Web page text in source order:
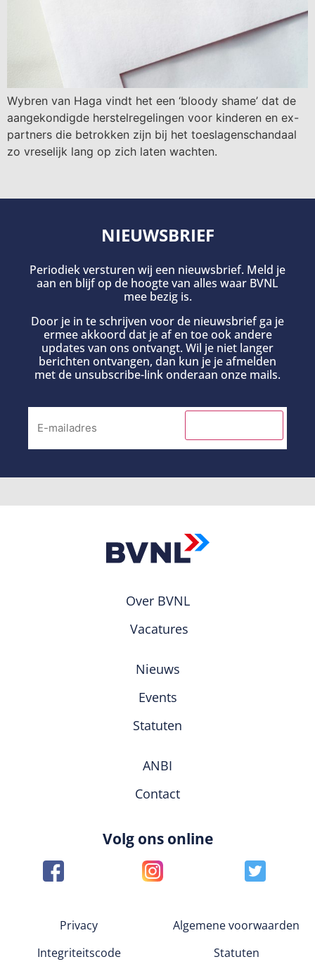
Wybren van Haga vindt het een ‘bloody shame’ dat de
aangekondigde herstelregelingen voor kinderen en ex-
partners die betrokken zijn bij het toeslagenschandaal
zo vreselijk lang op zich laten wachten.
NIEUWSBRIEF
Periodiek versturen wij een nieuwsbrief. Meld je
aan en blijf op de hoogte van alles waar BVNL
mee bezig is.
Door je in te schrijven voor de nieuwsbrief ga je
ermee akkoord dat je af en toe ook andere
updates van ons ontvangt. Wil je niet langer
berichten ontvangen, dan kun je je afmelden
met de unsubscribe-link onderaan onze mails.
Over BVNL
Vacatures
Nieuws
Events
Statuten
ANBI
Contact
Volg ons online
Privacy
Algemene voorwaarden
Integriteitscode
Statuten